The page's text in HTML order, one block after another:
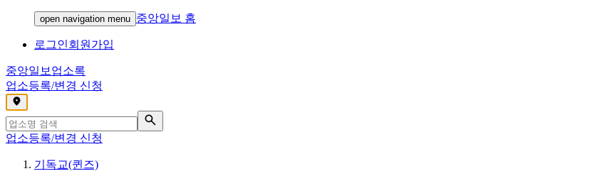
open navigation menu 중앙일보 홈
로그인회원가입
중앙일보 업소록
업소등록/변경 신청
,
업소등록/변경 신청
기독교(퀸즈)